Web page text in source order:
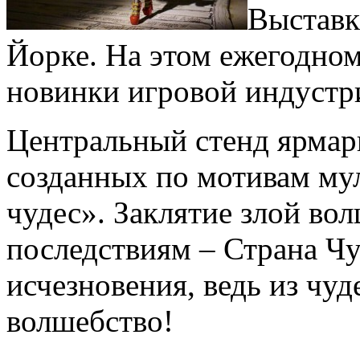
Йорке. На этом
новинки игровой
Центральный стенд
созданных по мотивам
чудес». Заклятие злой
последствиям – Страна
исчезновения, ведь из
волшебство!